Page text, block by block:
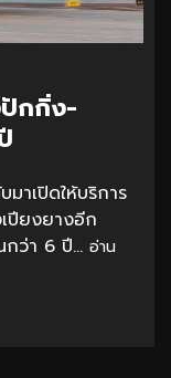
ปักกิ่ง-
าเปิดให้บริการ
ปียงยางอีก
ว่า 6 ปี... อ่าน